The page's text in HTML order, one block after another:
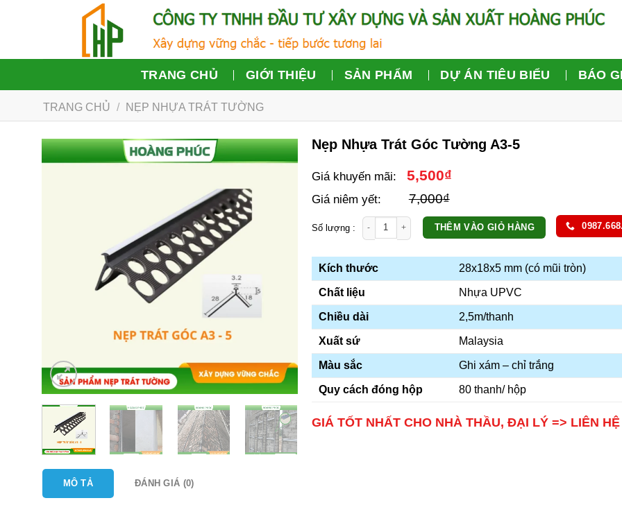
dung
TRANG CHỦ GIỚI THIỆU SẢN PHẨM DỰ ÁN TIÊU BIỂU BÁO
TRANG CHỦ / NẸP NHỰA TRÁT TƯỜNG
Nẹp Nhựa Trát Góc Tường A3-5
Giá khuyến mãi: 5,500₫
Giá niêm yết: 7,000₫
Nẹp Nhựa Trát Góc Tường A3-5 số lượngTHÊM VÀO GIỎ HÀNG
Kích thước 28x18x5 mm (có mũi tròn)
Chất liệu Nhựa UPVC
Chiều dài 2,5m/thanh
Xuất sứ Malaysia
Màu sắc Ghi xám – chỉ trắng
Quy cách đóng hộp 80 thanh/ hộp
GIÁ TỐT NHẤT CHO NHÀ THẦU, ĐẠI LÝ => LIÊN HỆ
MÔ TẢ ĐÁNH GIÁ (0)